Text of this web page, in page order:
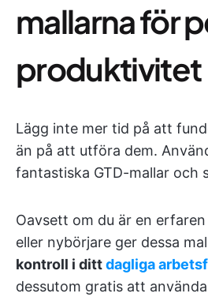
mallarna för
produktivitet
Lägg inte mer tid på att
än på att utföra dem.
fantastiska GTD-mallar och
Oavsett om du är en
eller nybörjare ger dessa
kontroll i dittdagliga
dessutom gratis att